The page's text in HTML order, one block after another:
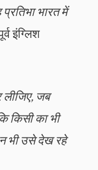
भारत में
इंग्लिश
लीजिए, जब
किसी का भी
भी उसे देख रहे